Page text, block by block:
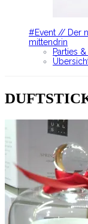
#Event // Der
mittendrin
Parties